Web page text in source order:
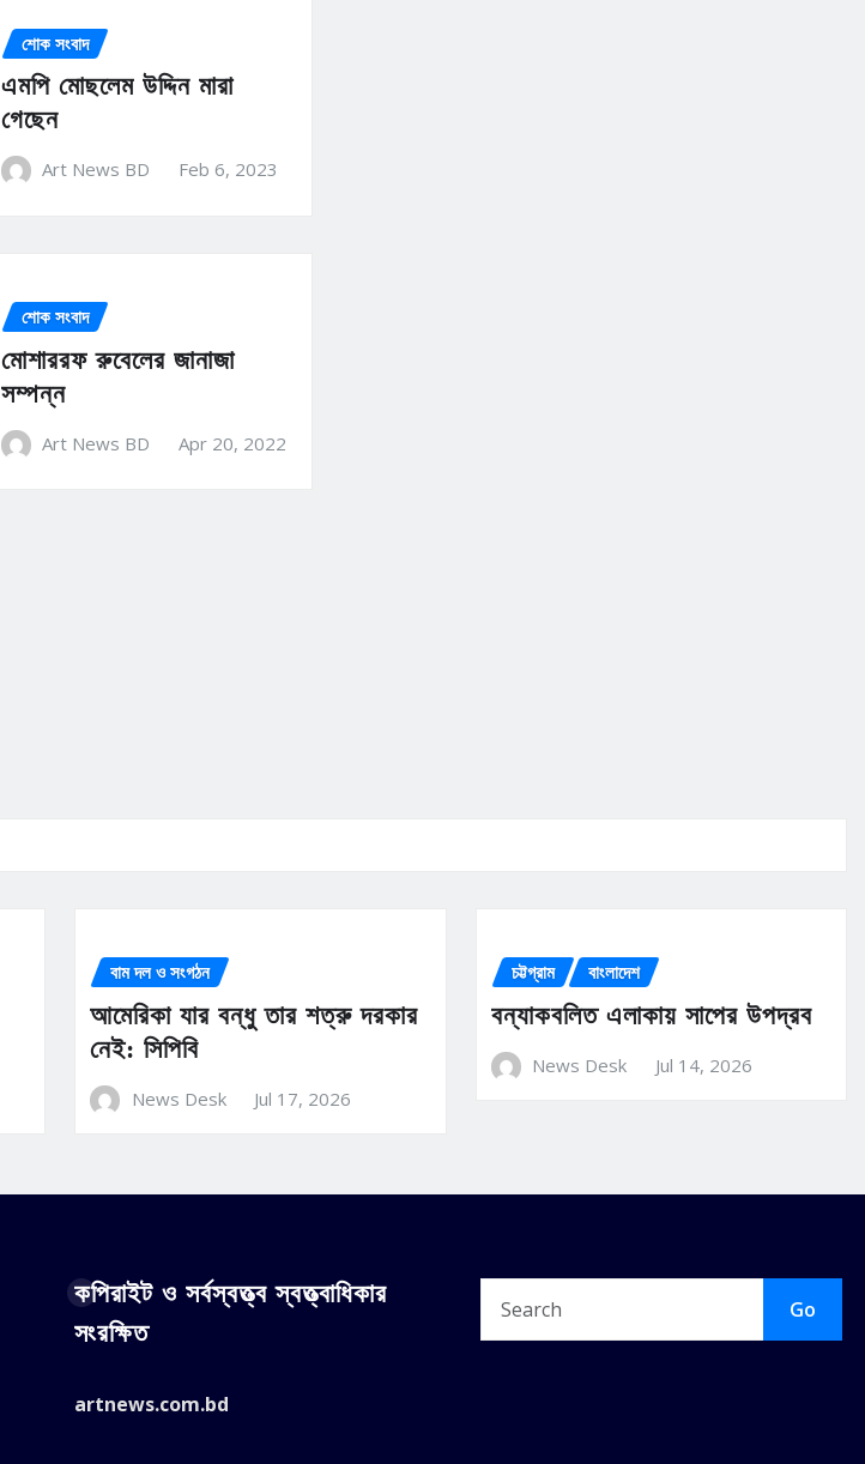
শোক সংবাদ
এমপি মোছলেম উদ্দিন মারা
গেছেন
Art News BD Feb 6, 2023
শোক সংবাদ
মোশাররফ রুবেলের জানাজা
সম্পন্ন
Art News BD Apr 20, 2022
বাম দল ও সংগঠন
আমেরিকা যার বন্ধু তার শত্রু দরকার
নেই: সিপিবি
News Desk Jul 17, 2026
চট্টগ্রাম বাংলাদেশ
বন্যাকবলিত এলাকায় সাপের উপদ্রব
News Desk Jul 14, 2026
কপিরাইট ও সর্বস্বত্ত্ব স্বত্ত্বাধিকার
সংরক্ষিত
artnews.com.bd
Go